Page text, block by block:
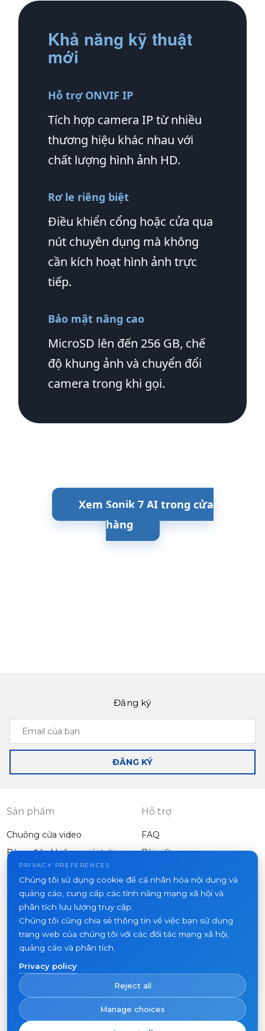
Khả năng kỹ thuật
mới
Hỗ trợ ONVIF IP
Tích hợp camera IP từ nhiều
thương hiệu khác nhau với
chất lượng hình ảnh HD.
Rơ le riêng biệt
Điều khiển cổng hoặc cửa qua
nút chuyên dụng mà không
cần kích hoạt hình ảnh trực
tiếp.
Bảo mật nâng cao
MicroSD lên đến 256 GB, chế
độ khung ảnh và chuyển đổi
camera trong khi gọi.
Xem Sonik 7 AI trong cửa
hàng
Đăng ký
Email
của
bạn
ĐĂNG KÝ
Sản phẩm
Chuông cửa video
Bảng điều khiển ngoài trời
Thiết bị khác
Hỗ trợ
FAQ
Bài viết
Dự án
Tin tức
Liên hệ
Nơi mua hàng
PRIVACY PREFERENCES
Chúng tôi sử dụng cookie để cá nhân hóa nội dung và
quảng cáo, cung cấp các tính năng mạng xã hội và
phân tích lưu lượng truy cập.
Chúng tôi cũng chia sẻ thông tin về việc bạn sử dụng
trang web của chúng tôi với các đối tác mạng xã hội,
quảng cáo và phân tích.
Privacy policy
Reject all
Manage choices